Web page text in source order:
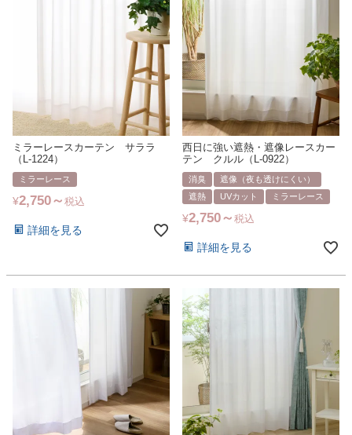
ミラーレースカーテン サララ
（L-1224）
ミラーレース
¥2,750 税込
詳細を見る
西日に強い遮熱・遮像レースカー
テン クルル（L-0922）
消臭
遮像（夜も透けにくい）
遮熱
UVカット ミラーレース
¥2,750 税込
詳細を見る